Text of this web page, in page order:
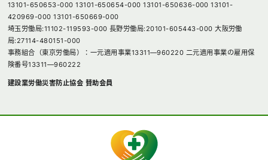
13101-650653-000 13101-650654-000 13101-650636-000 13101-
420969-000 13101-650669-000
埼玉労働局:11102-119593-000 長野労働局:20101-605443-000 大阪労働
局:27114-480151-000
事務組合（東京労働局）：一元適用事業13311―960220 二元適用事業の雇用保
険番号13311―960222
建設業労働災害防止協会 賛助会員